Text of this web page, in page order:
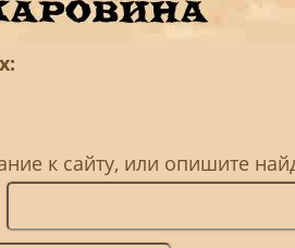
к сайту, или опишите